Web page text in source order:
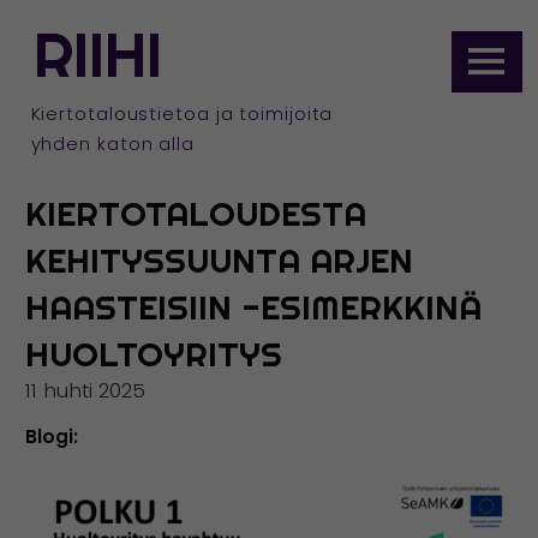
Siirry
sisältöön
RIIHI ETUSIVULLE
Kiertotaloustietoa ja toimijoita
yhden katon alla
KIERTOTALOUDESTA
KEHITYSSUUNTA ARJEN
HAASTEISIIN -ESIMERKKINÄ
HUOLTOYRITYS
11 huhti 2025
Blogi: